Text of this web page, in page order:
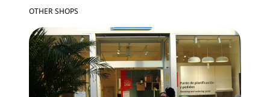
OTHER SHOPS